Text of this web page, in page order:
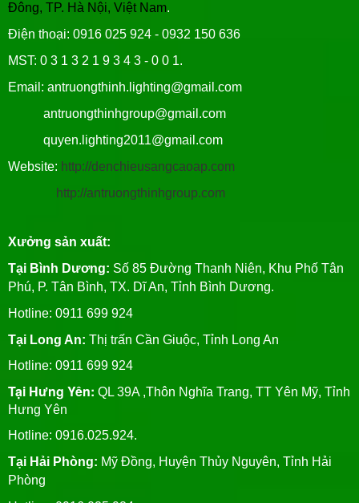
Đông, TP. Hà Nội, Việt Nam.
Điện thoại: 0916 025 924 - 0932 150 636
MST: 0 3 1 3 2 1 9 3 4 3 - 0 0 1.
Email: antruongthinh.lighting@gmail.com
antruongthinhgroup@gmail.com
quyen.lighting2011@gmail.com
Website: http://denchieusangcaoap.com
http://antruongthinhgroup.com
Xưởng sản xuất:
Tại Bình Dương: Số 85 Đường Thanh Niên, Khu Phố Tân
Phú, P. Tân Bình, TX. Dĩ An, Tỉnh Bình Dương.
Hotline: 0911 699 924
Tại Long An: Thị trấn Cần Giuộc, Tỉnh Long An
Hotline: 0911 699 924
Tại Hưng Yên: QL 39A ,Thôn Nghĩa Trang, TT Yên Mỹ, Tỉnh
Hưng Yên
Hotline: 0916.025.924.
Tại Hải Phòng: Mỹ Đồng, Huyện Thủy Nguyên, Tỉnh Hải
Phòng